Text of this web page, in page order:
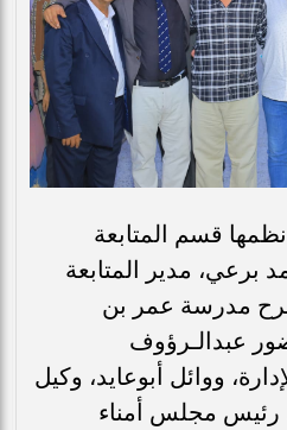
قسم المتابعة
برعي، مدير المتابعة
مدرسة عمر بن
عبدالـرؤوف
ووائل أبوعايد، وكيل
رئيس مجلس أمناء